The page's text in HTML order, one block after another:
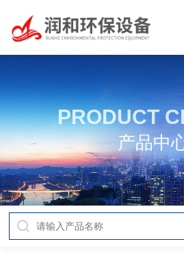
PRODUCT
产品中